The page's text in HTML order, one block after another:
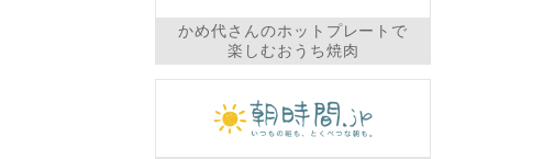
かめ代さんのホットプレートで
楽しむおうち焼肉